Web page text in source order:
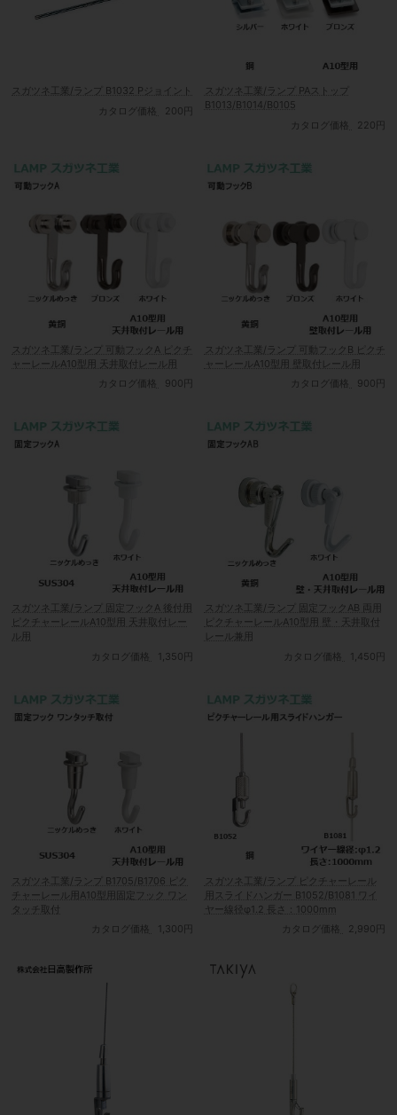
スガツネ工業/ランプ B1032 Pジョイント
カタログ価格
200円
スガツネ工業/ランプ PAストップ
B1013/B1014/B0105
カタログ価格
220円
スガツネ工業/ランプ 可動フックA ピクチ
ャーレールA10型用 天井取付レール用
カタログ価格
900円
スガツネ工業/ランプ 可動フックB ピクチ
ャーレールA10型用 壁取付レール用
カタログ価格
900円
スガツネ工業/ランプ 固定フックA 後付用
ピクチャーレールA10型用 天井取付レー
ル用
カタログ価格
1,350円
スガツネ工業/ランプ 固定フックAB 両用
ピクチャーレールA10型用 壁・天井取付
レール兼用
カタログ価格
1,450円
スガツネ工業/ランプ B1705/B1706 ピク
チャーレール用A10型用固定フック ワン
タッチ取付
カタログ価格
1,300円
スガツネ工業/ランプ ピクチャーレール
用スライドハンガー B1052/B1081 ワイ
ヤー線径φ1.2 長さ：1000mm
カタログ価格
2,990円